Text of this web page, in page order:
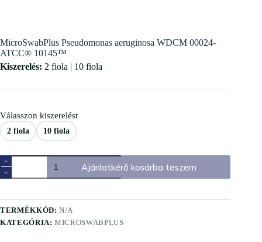
MicroSwabPlus Pseudomonas aeruginosa WDCM 00024-
ATCC® 10145™
Kiszerelés: 2 fiola | 10 fiola
Válasszon kiszerelést
2 fiola 10 fiola
Ajánlatkérő kosárba teszem
TERMÉKKÓD:N/A
KATEGÓRIA:MICROSWABPLUS